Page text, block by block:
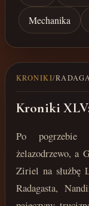
Mechanika
KRONIKI/
Kroniki
Po pogrzebie
żelazodrzewo, a
Ziriel na służbę
Radagasta,